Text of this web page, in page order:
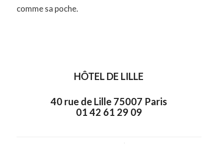
comme sa poche.
HÔTEL DE LILLE
40 rue de Lille 75007 Paris
01 42 61 29 09